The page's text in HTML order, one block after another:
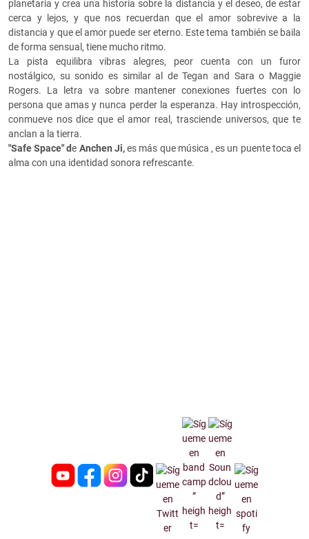
planetaria y crea una historia sobre la distancia y el deseo, de estar
cerca y lejos, y que nos recuerdan que el amor sobrevive a la
distancia y que el amor puede ser eterno. Este tema también se baila
de forma sensual, tiene mucho ritmo.
La pista equilibra vibras alegres, peor cuenta con un furor
nostálgico, su sonido es similar al de Tegan and Sara o Maggie
Rogers. La letra va sobre mantener conexiones fuertes con lo
persona que amas y nunca perder la esperanza. Hay introspección,
conmueve nos dice que el amor real, trasciende universos, que te
anclan a la tierra.
"Safe Space" de Anchen Ji,es más que música , es un puente toca el
alma con una identidad sonora refrescante.